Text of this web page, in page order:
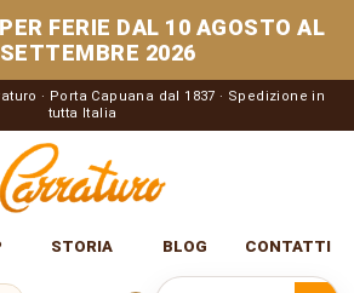
FERIE DAL 10 AGOSTO AL
2026
· Porta Capuana dal 1837 · Spedizione in
tutta Italia
STORIA BLOG CONTATTI